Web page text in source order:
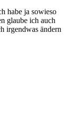
habe ja sowieso
glaube ich auch
irgendwas ändern